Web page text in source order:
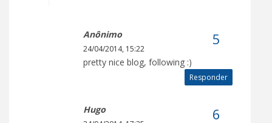
Anônimo
24/04/2014, 15:22
pretty nice blog, following :)
Responder
Hugo